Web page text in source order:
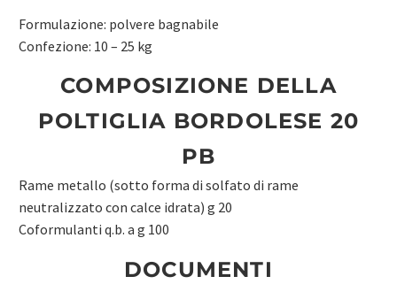
Formulazione: polvere bagnabile
Confezione: 10 – 25 kg
COMPOSIZIONE DELLA
POLTIGLIA BORDOLESE 20
PB
Rame metallo (sotto forma di solfato di rame
neutralizzato con calce idrata) g 20
Coformulanti q.b. a g 100
DOCUMENTI